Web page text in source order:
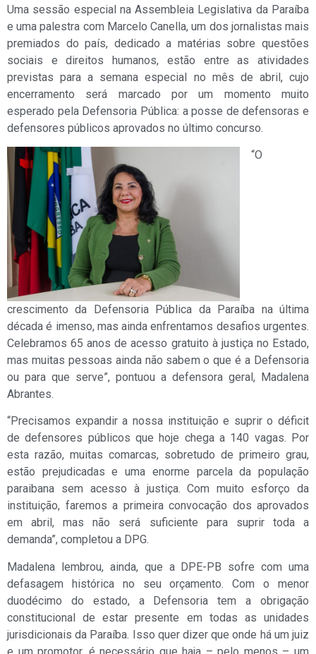
Uma sessão especial na Assembleia Legislativa da Paraíba
e uma palestra com Marcelo Canella, um dos jornalistas mais
premiados do país, dedicado a matérias sobre questões
sociais e direitos humanos, estão entre as atividades
previstas para a semana especial no mês de abril, cujo
encerramento será marcado por um momento muito
esperado pela Defensoria Pública: a posse de defensoras e
defensores públicos aprovados no último concurso.
“O
crescimento da Defensoria Pública da Paraíba na última
década é imenso, mas ainda enfrentamos desafios urgentes.
Celebramos 65 anos de acesso gratuito à justiça no Estado,
mas muitas pessoas ainda não sabem o que é a Defensoria
ou para que serve”, pontuou a defensora geral, Madalena
Abrantes.
“Precisamos expandir a nossa instituição e suprir o déficit
de defensores públicos que hoje chega a 140 vagas. Por
esta razão, muitas comarcas, sobretudo de primeiro grau,
estão prejudicadas e uma enorme parcela da população
paraibana sem acesso à justiça. Com muito esforço da
instituição, faremos a primeira convocação dos aprovados
em abril, mas não será suficiente para suprir toda a
demanda”, completou a DPG.
Madalena lembrou, ainda, que a DPE-PB sofre com uma
defasagem histórica no seu orçamento. Com o menor
duodécimo do estado, a Defensoria tem a obrigação
constitucional de estar presente em todas as unidades
jurisdicionais da Paraíba. Isso quer dizer que onde há um juiz